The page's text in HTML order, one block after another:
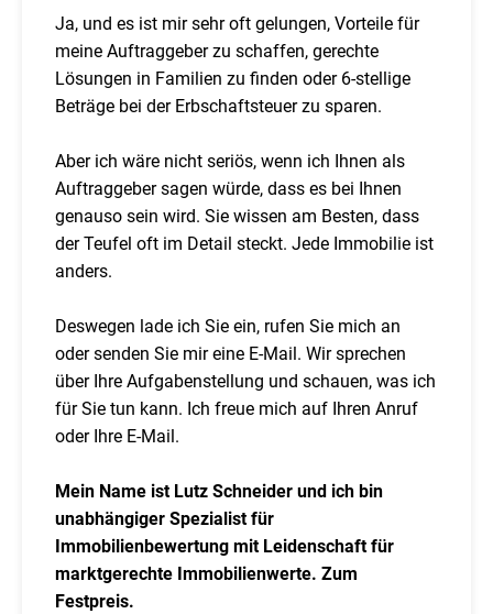
Ja, und es ist mir sehr oft gelungen, Vorteile für
meine Auftraggeber zu schaffen, gerechte
Lösungen in Familien zu finden oder 6-stellige
Beträge bei der Erbschaftsteuer zu sparen.
Aber ich wäre nicht seriös, wenn ich Ihnen als
Auftraggeber sagen würde, dass es bei Ihnen
genauso sein wird. Sie wissen am Besten, dass
der Teufel oft im Detail steckt. Jede Immobilie ist
anders.
Deswegen lade ich Sie ein, rufen Sie mich an
oder senden Sie mir eine E-Mail. Wir sprechen
über Ihre Aufgabenstellung und schauen, was ich
für Sie tun kann. Ich freue mich auf Ihren Anruf
oder Ihre E-Mail.
Mein Name ist Lutz Schneider und ich bin
unabhängiger Spezialist für
Immobilienbewertung mit Leidenschaft für
marktgerechte Immobilienwerte. Zum
Festpreis.